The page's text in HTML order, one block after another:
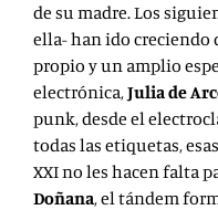
de su madre. Los
ella- han ido creciendo
propio y un amplio
electrónica,Julia de
punk, desde el
todas las etiquetas,
XXI no les hacen falta
Doñana, el tándem